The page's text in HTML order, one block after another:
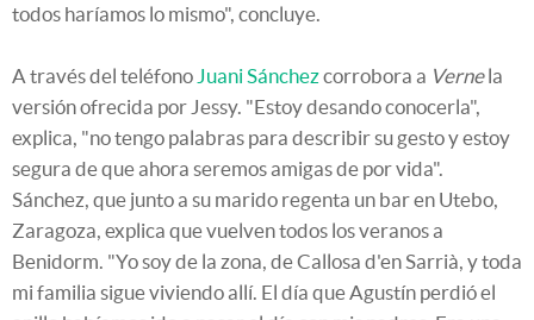
todos haríamos lo mismo", concluye.
A través del teléfono Juani Sánchezcorrobora a Vernela
versión ofrecida por Jessy. "Estoy desando conocerla",
explica, "no tengo palabras para describir su gesto y estoy
segura de que ahora seremos amigas de por vida".
Sánchez, que junto a su marido regenta un bar en Utebo,
Zaragoza, explica que vuelven todos los veranos a
Benidorm. "Yo soy de la zona, de Callosa d'en Sarrià, y toda
mi familia sigue viviendo allí. El día que Agustín perdió el